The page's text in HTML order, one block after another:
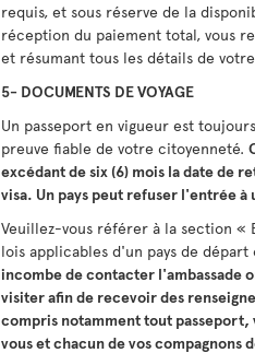
requis, et sous réserve de la
réception du paiement total, vous
et résumant tous les détails de
5- DOCUMENTS DE VOYAGE
Un passeport en vigueur est
preuve fiable de votre citoyenneté.
excédant de six (6) mois la date de
visa. Un pays peut refuser l'entrée
Veuillez-vous référer à la section «
lois applicables d'un pays de
incombe de contacter l'ambassade
visiter afin de recevoir des
compris notamment tout
vous et chacun de vos compagnons